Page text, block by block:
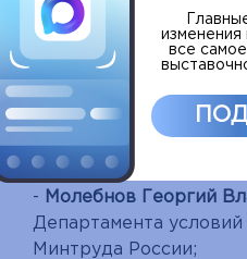
целях контроля
В завершении
пленарное заседание
развития социального
повышения
труда», в которой
- Молебнов Георгий
Департамента
Минтруда России;
изменения
все